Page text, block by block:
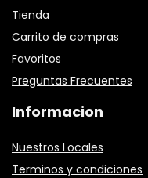
Tienda
Carrito de compras
Favoritos
Preguntas Frecuentes
Informacion
Nuestros Locales
Terminos y condiciones